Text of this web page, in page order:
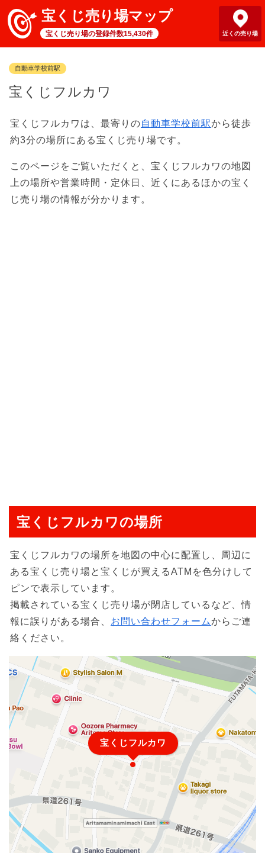
宝くじ売り場マップ
宝くじ売り場の登録件数15,430件 近くの売り場
自動車学校前駅
宝くじフルカワ
宝くじフルカワは、最寄りの自動車学校前駅から徒歩
約3分の場所にある宝くじ売り場です。
このページをご覧いただくと、宝くじフルカワの地図
上の場所や営業時間・定休日、近くにあるほかの宝く
じ売り場の情報が分かります。
宝くじフルカワの場所
宝くじフルカワの場所を地図の中心に配置し、周辺に
ある宝くじ売り場と宝くじが買えるATMを色分けして
ピンで表示しています。
掲載されている宝くじ売り場が閉店しているなど、情
報に誤りがある場合、 お問い合わせフォームからご連
絡ください。
宝くじフルカワ